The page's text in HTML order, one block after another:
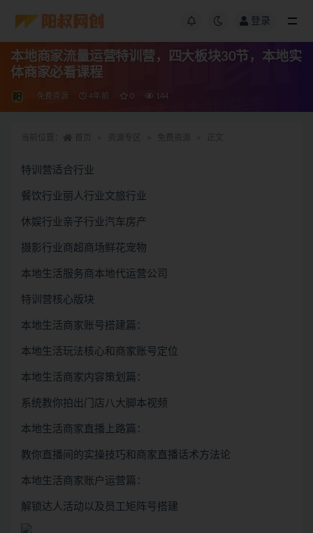
登录
本地商家流量运营特训营，四大板块30节，本地实
体商家必看课程
免费资源 4年前 0 144
特训营适合行业
餐饮行业丽人行业文旅行业
休娱行业亲子行业汽车房产
摄影行业商超商场鲜花宠物
本地生活服务商本地代运营公司
特训营核心版块
本地生活商家账号搭建篇：
本地生活玩法核心和商家账号定位
本地生活商家内容策划篇：
系统教你拍出门店八大脚本视频
本地生活商家直播上路篇：
教你直播间的实操技巧和商家直播话术方法论
本地生活商家账户运营篇：
解锁达人活动以及员工矩阵号搭建